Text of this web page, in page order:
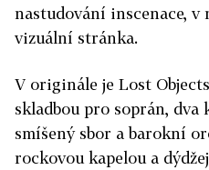
nastudování inscenace,
vizuální stránka.
V originále je Lost
skladbou pro soprán,
smíšený sbor a barokní
rockovou kapelou a